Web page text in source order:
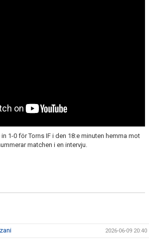
1-0 för Torns IF i den 18:e minuten hemma mot
matchen i en intervju.
2026-06-09 20:40